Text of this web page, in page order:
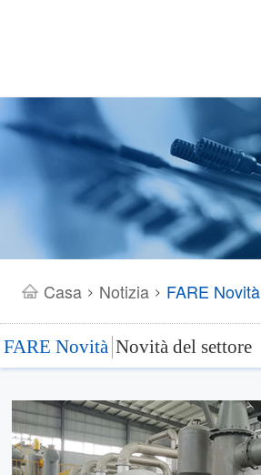
Casa > Notizia > FARE Novità
FARE Novità Novità del settore